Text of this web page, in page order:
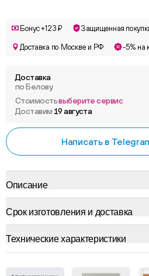
Бонус +123 ₽ Защищенная
Доставка по Москве и РФ -5% на
Доставка
по Белову
Стоимостьвыберите сервис
Доставим 19 августа
Написать в
Описание
Срок изготовления и доставка
Технические характеристики